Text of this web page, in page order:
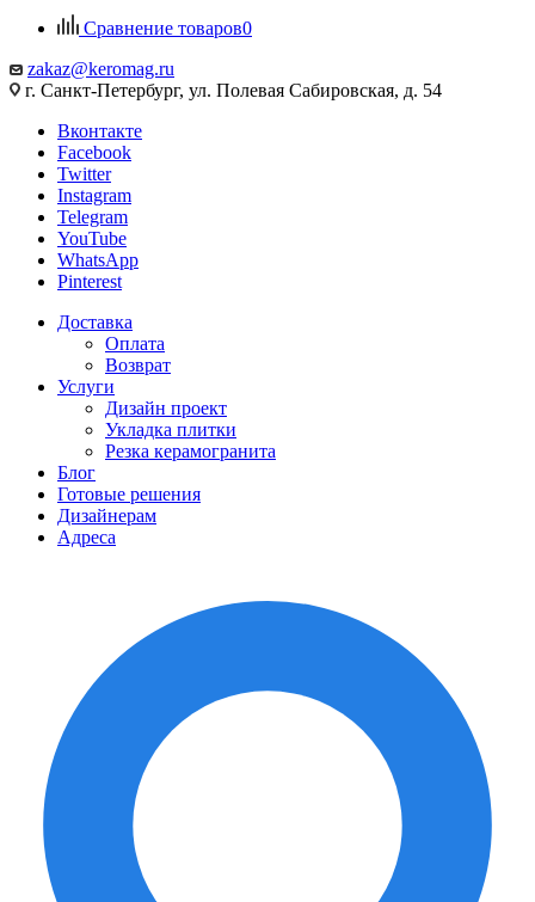
Сравнение товаров0
zakaz@keromag.ru
г. Санкт-Петербург, ул. Полевая Сабировская, д. 54
Вконтакте
Facebook
Twitter
Instagram
Telegram
YouTube
WhatsApp
Pinterest
Доставка
Оплата
Возврат
Услуги
Дизайн проект
Укладка плитки
Резка керамогранита
Блог
Готовые решения
Дизайнерам
Адреса